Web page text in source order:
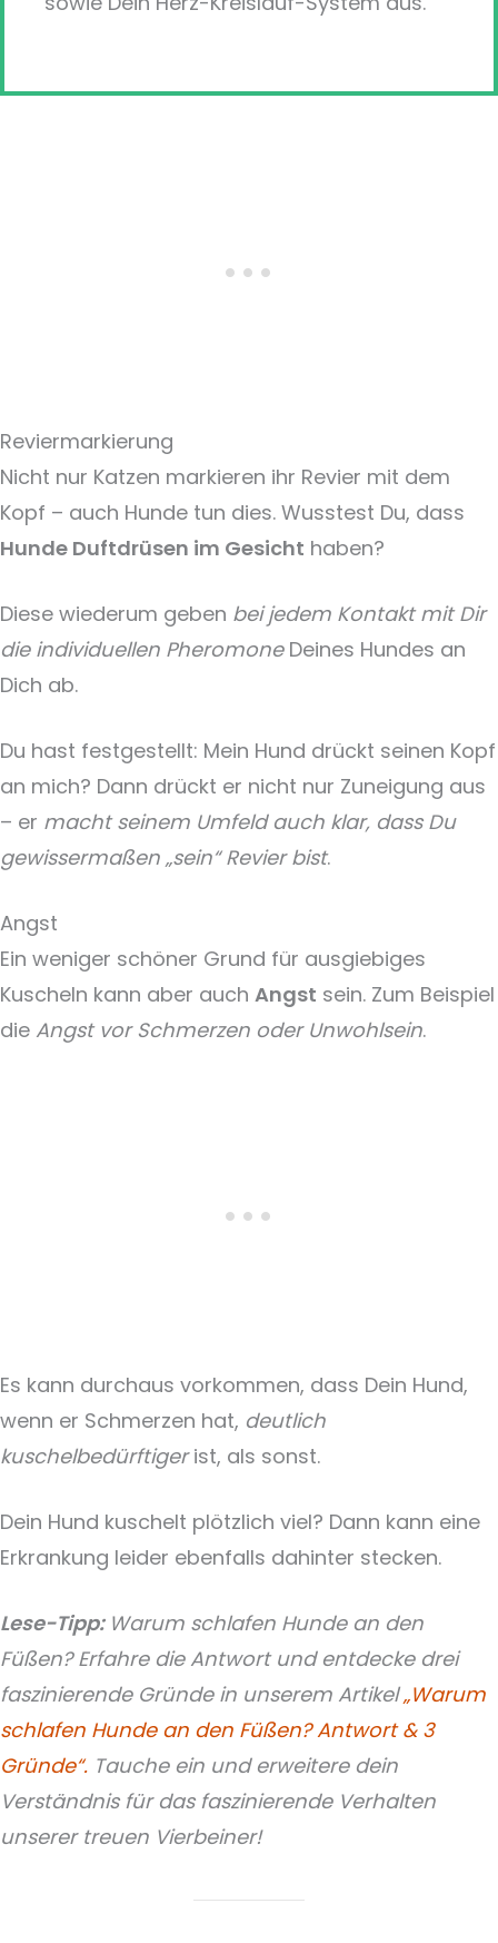
Reviermarkierung
Nicht nur Katzen markieren ihr Revier mit dem
Kopf – auch Hunde tun dies. Wusstest Du, dass
Hunde Duftdrüsen im Gesicht haben?
Diese wiederum geben bei jedem Kontakt mit Dir
die individuellen PheromoneDeines Hundes an
Dich ab.
Du hast festgestellt: Mein Hund drückt seinen Kopf
an mich? Dann drückt er nicht nur Zuneigung aus
– er macht seinem Umfeld auch klar, dass Du
gewissermaßen „sein“ Revier bist.
Angst
Ein weniger schöner Grund für ausgiebiges
Kuscheln kann aber auch Angst sein. Zum Beispiel
die Angst vor Schmerzen oder Unwohlsein.
Es kann durchaus vorkommen, dass Dein Hund,
wenn er Schmerzen hat, deutlich
kuschelbedürftigerist, als sonst.
Dein Hund kuschelt plötzlich viel? Dann kann eine
Erkrankung leider ebenfalls dahinter stecken.
Lese-Tipp: Warum schlafen Hunde an den
Füßen? Erfahre die Antwort und entdecke drei
faszinierende Gründe in unserem Artikel„Warum
schlafen Hunde an den Füßen? Antwort & 3
Gründe“. Tauche ein und erweitere dein
Verständnis für das faszinierende Verhalten
unserer treuen Vierbeiner!